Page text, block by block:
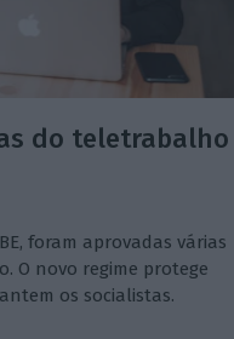
do teletrabalho
foram aprovadas várias
O novo regime protege
os socialistas.